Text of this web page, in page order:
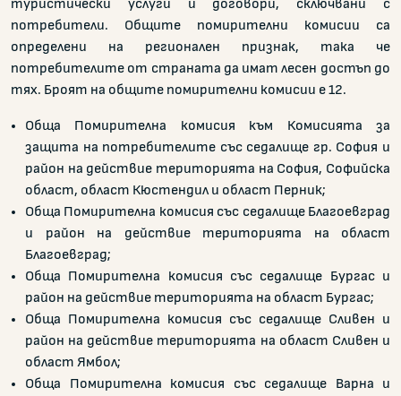
туристически услуги и договори, сключвани с
потребители. Общите помирителни комисии са
определени на регионален признак, така че
потребителите от страната да имат лесен достъп до
тях. Броят на общите помирителни комисии е 12.
Обща Помирителна комисия към Комисията за
защита на потребителите със седалище гр. София и
район на действие територията на София, Софийска
област, област Кюстендил и област Перник;
Обща Помирителна комисия със седалище Благоевград
и район на действие територията на област
Благоевград;
Обща Помирителна комисия със седалище Бургас и
район на действие територията на област Бургас;
Обща Помирителна комисия със седалище Сливен и
район на действие територията на област Сливен и
област Ямбол;
Обща Помирителна комисия със седалище Варна и